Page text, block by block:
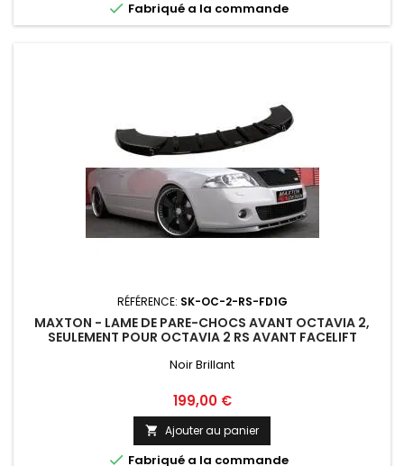
 Fabriqué a la commande
RÉFÉRENCE: SK-OC-2-RS-FD1G
MAXTON - LAME DE PARE-CHOCS AVANT OCTAVIA 2,
SEULEMENT POUR OCTAVIA 2 RS AVANT FACELIFT
Noir Brillant
Prix
199,00 €
 Ajouter au panier
 Fabriqué a la commande